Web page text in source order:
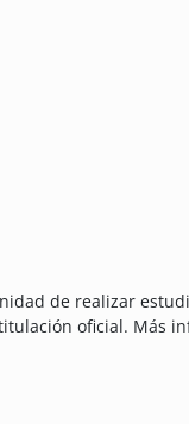
de realizar
oficial. Más